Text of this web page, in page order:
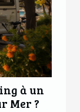
à un
Mer ?